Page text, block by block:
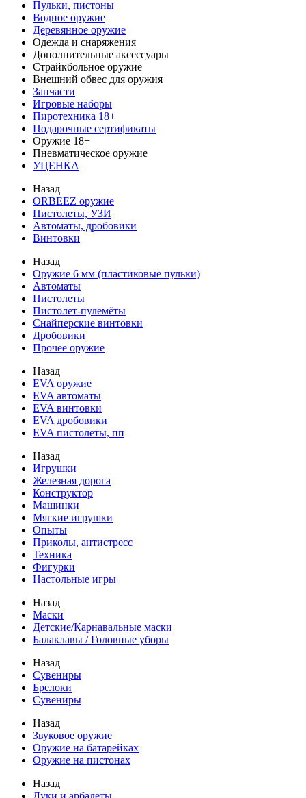
Пульки, пистоны
Водное оружие
Деревянное оружие
Одежда и снаряжения
Дополнительные аксессуары
Страйкбольное оружие
Внешний обвес для оружия
Запчасти
Игровые наборы
Пиротехника 18+
Подарочные сертификаты
Оружие 18+
Пневматическое оружие
УЦЕНКА
Назад
ORBEEZ оружие
Пистолеты, УЗИ
Автоматы, дробовики
Винтовки
Назад
Оружие 6 мм (пластиковые пульки)
Автоматы
Пистолеты
Пистолет-пулемёты
Снайперские винтовки
Дробовики
Прочее оружие
Назад
EVA оружие
EVA автоматы
EVA винтовки
EVA дробовики
EVA пистолеты, пп
Назад
Игрушки
Железная дорога
Конструктор
Машинки
Мягкие игрушки
Опыты
Приколы, антистресс
Техника
Фигурки
Настольные игры
Назад
Маски
Детские/Карнавальные маски
Балаклавы / Головные уборы
Назад
Сувениры
Брелоки
Сувениры
Назад
Звуковое оружие
Оружие на батарейках
Оружие на пистонах
Назад
Луки и арбалеты